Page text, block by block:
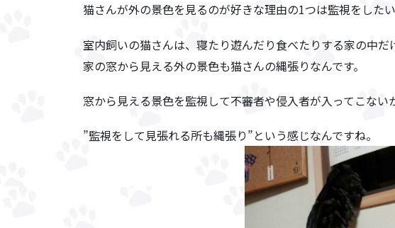
猫さんが外の景色を見るのが好きな理由の1つは監視をしたい
室内飼いの猫さんは、寝たり遊んだり食べたりする家の中だ
家の窓から見える外の景色も猫さんの縄張りなんです。
窓から見える景色を監視して不審者や侵入者が入ってこない
”監視をして見張れる所も縄張り”という感じなんですね。